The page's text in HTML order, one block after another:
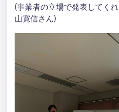
(事業者の立場で発表してく
山寛信さん)